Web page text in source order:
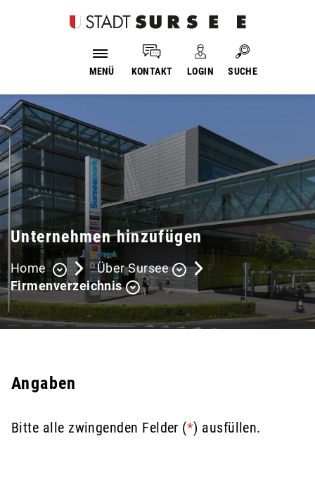
Kopfzeile
MENÜ KONTAKT LOGIN SUCHE
Inhalt
Unternehmen hinzufügen
Home
Über Sursee
Firmenverzeichnis
Angaben
Bitte alle zwingenden Felder (*) ausfüllen.